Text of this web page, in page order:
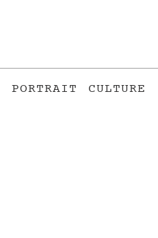
PORTRAIT CULTURE